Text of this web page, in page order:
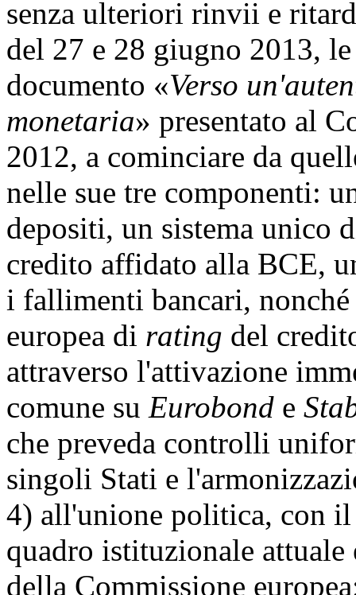
senza ulteriori rinvii e
del 27 e 28 giugno 2013,
documento «Verso
monetaria» presentato al
2012, a cominciare da
nelle sue tre componenti:
depositi, un sistema unico
credito affidato alla BCE,
i fallimenti bancari,
europea di rating del
attraverso l'attivazione
comune su Eurobond e
che preveda controlli
singoli Stati e
4) all'unione politica, con
quadro istituzionale
della Commissione